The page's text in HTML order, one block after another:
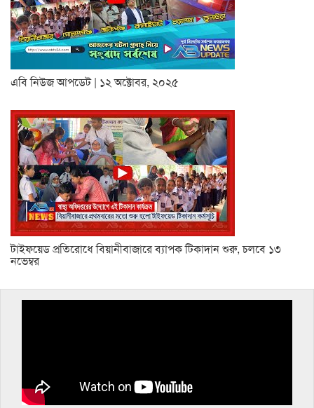
এবি নিউজ আপডেট | ১২ অক্টোবর, ২০২৫
টাইফয়েড প্রতিরোধে বিয়ানীবাজারে ব্যাপক টিকাদান শুরু, চলবে ১৩
নভেম্বর